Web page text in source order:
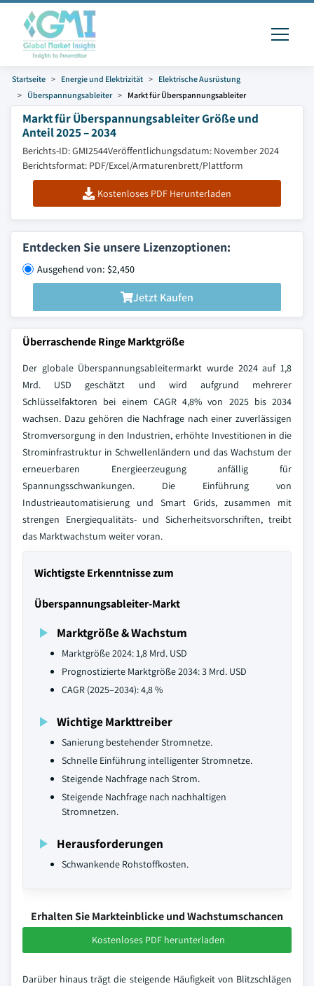
Startseite Energie und Elektrizität
Elektrische Ausrüstung
Überspannungsableiter
Markt für Überspannungsableiter
Markt für Überspannungsableiter Größe und
Anteil 2025 – 2034
Berichts-ID: GMI2544Veröffentlichungsdatum: November 2024
Berichtsformat: PDF/Excel/Armaturenbrett/Plattform
Kostenloses PDF Herunterladen
Entdecken Sie unsere Lizenzoptionen:
Ausgehend von: $2,450
Jetzt Kaufen
Überraschende Ringe Marktgröße
Der globale Überspannungsableitermarkt wurde 2024 auf 1,8
Mrd. USD geschätzt und wird aufgrund mehrerer
Schlüsselfaktoren bei einem CAGR 4,8% von 2025 bis 2034
wachsen. Dazu gehören die Nachfrage nach einer zuverlässigen
Stromversorgung in den Industrien, erhöhte Investitionen in die
Strominfrastruktur in Schwellenländern und das Wachstum der
erneuerbaren Energieerzeugung anfällig für
Spannungsschwankungen. Die Einführung von
Industrieautomatisierung und Smart Grids, zusammen mit
strengen Energiequalitäts- und Sicherheitsvorschriften, treibt
das Marktwachstum weiter voran.
Wichtigste Erkenntnisse zum
Überspannungsableiter-Markt
Marktgröße & Wachstum
Marktgröße 2024: 1,8 Mrd. USD
Prognostizierte Marktgröße 2034: 3 Mrd. USD
CAGR (2025–2034): 4,8 %
Wichtige Markttreiber
Sanierung bestehender Stromnetze.
Schnelle Einführung intelligenter Stromnetze.
Steigende Nachfrage nach Strom.
Steigende Nachfrage nach nachhaltigen
Stromnetzen.
Herausforderungen
Schwankende Rohstoffkosten.
Erhalten Sie Markteinblicke und Wachstumschancen
Kostenloses PDF herunterladen
Darüber hinaus trägt die steigende Häufigkeit von Blitzschlägen